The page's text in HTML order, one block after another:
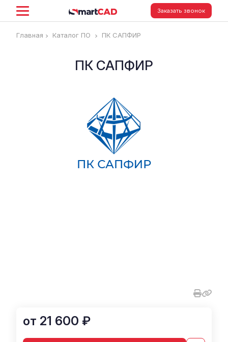
Заказать звонок
Главная Каталог ПО ПК САПФИР
ПК САПФИР
от 21 600 ₽